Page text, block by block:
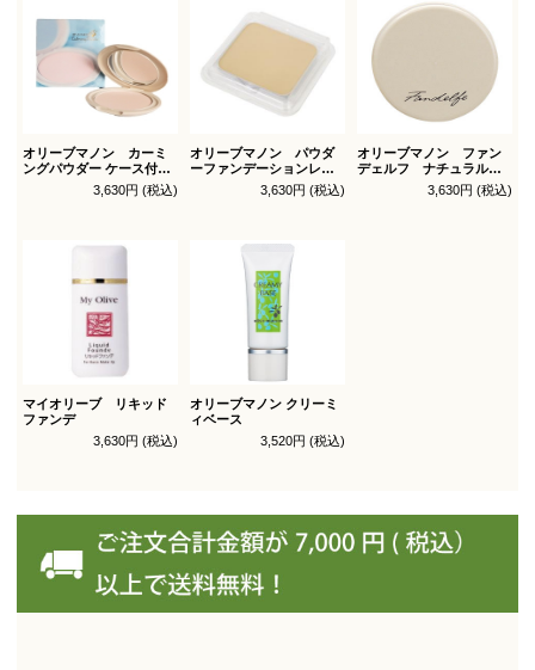
オリーブマノン カーミ
ングパウダー ケース付
（パフ1枚付）3,630円 (税込)
オリーブマノン パウダ
ーファンデーションレフ
ィル（スポンジ付）3,630円 (税込)
オリーブマノン ファン
デェルフ ナチュラルパ
3,630円 (税込)
マイオリーブ リキッド
ファンデ
3,630円 (税込)
オリーブマノン クリーミ
ィベース
3,520円 (税込)